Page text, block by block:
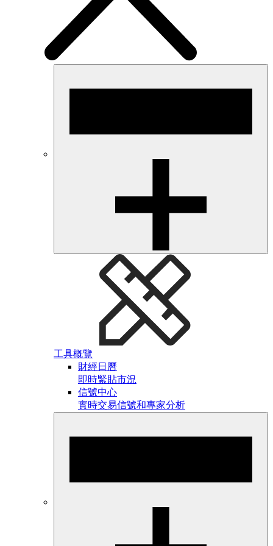
工具概覽
財經日曆
即時緊貼市況
信號中心
實時交易信號和專家分析